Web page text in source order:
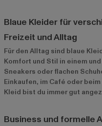
Blaue Kleider für
Freizeit und Alltag
Für den Alltag sind blaue
Komfort und Stil in einem
Sneakers oder flachen
Einkaufen, im Café oder
Kleid bist du immer gut
Business und formelle